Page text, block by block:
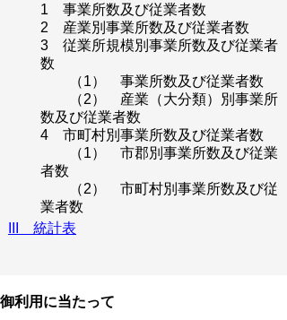
1 事業所数及び従業者数
2 産業別事業所数及び従業者数
3 従業所規模別事業所数及び従業者
数
（1） 事業所数及び従業者数
（2） 産業（大分類）別事業所
数及び従業者数
4 市町村別事業所数及び従業者数
（1） 市郡別事業所数及び従業
者数
（2） 市町村別事業所数及び従
業者数
III 統計表
御利用に当たって